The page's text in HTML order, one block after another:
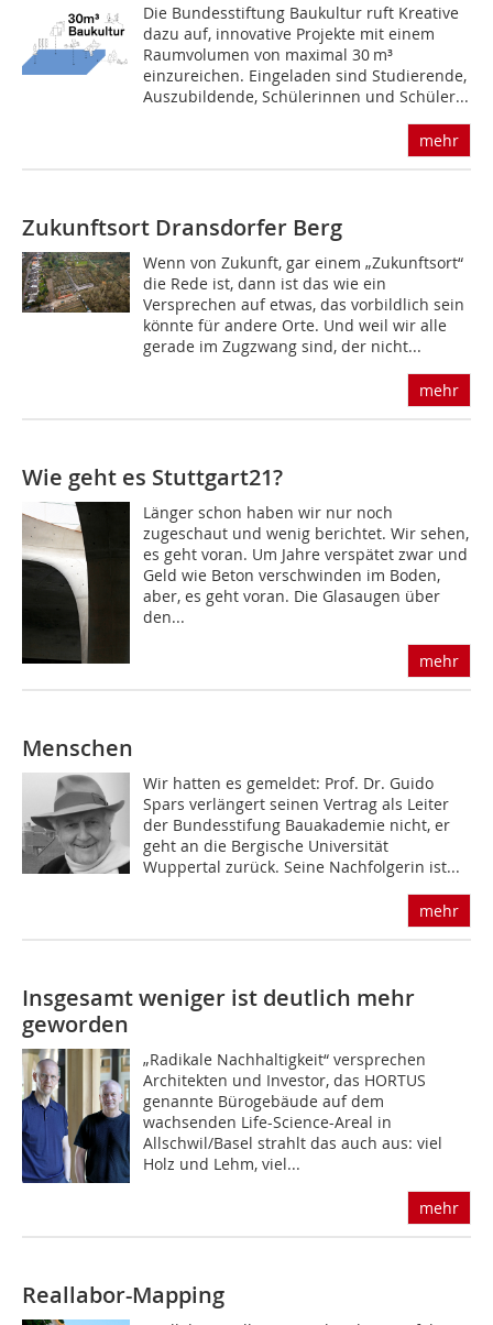
Die Bundesstiftung Baukultur ruft Kreative
dazu auf, innovative Projekte mit einem
Raumvolumen von maximal 30 m³
einzureichen. Eingeladen sind Studierende,
Auszubildende, Schülerinnen und Schüler...
mehr
Zukunftsort Dransdorfer Berg
Wenn von Zukunft, gar einem „Zukunftsort“
die Rede ist, dann ist das wie ein
Versprechen auf etwas, das vorbildlich sein
könnte für andere Orte. Und weil wir alle
gerade im Zugzwang sind, der nicht...
mehr
Wie geht es Stuttgart21?
Länger schon haben wir nur noch
zugeschaut und wenig berichtet. Wir sehen,
es geht voran. Um Jahre verspätet zwar und
Geld wie Beton verschwinden im Boden,
aber, es geht voran. Die Glasaugen über
den...
mehr
Menschen
Wir hatten es gemeldet: Prof. Dr. Guido
Spars verlängert seinen Vertrag als Leiter
der Bundesstifung Bauakademie nicht, er
geht an die Bergische Universität
Wuppertal zurück. Seine Nachfolgerin ist...
mehr
Insgesamt weniger ist deutlich mehr
geworden
„Radikale Nachhaltigkeit“ versprechen
Architekten und Investor, das HORTUS
genannte Bürogebäude auf dem
wachsenden Life-Science-Areal in
Allschwil/Basel strahlt das auch aus: viel
Holz und Lehm, viel...
mehr
Reallabor-Mapping